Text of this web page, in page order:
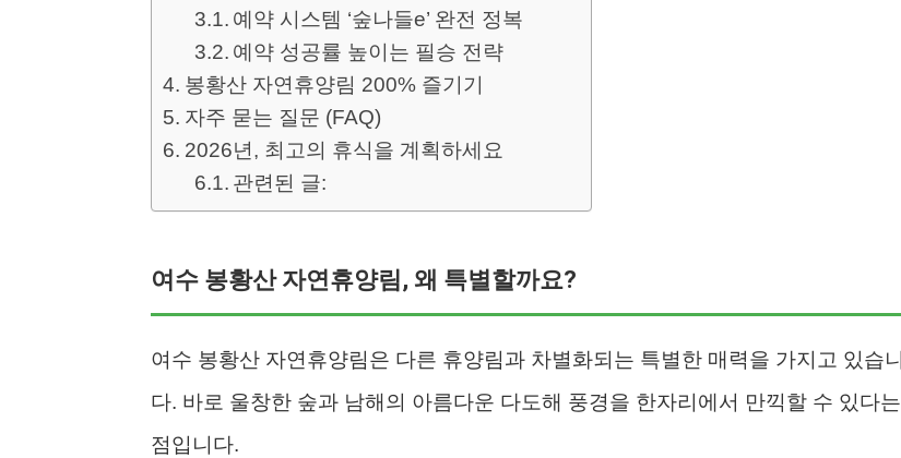
예약 시스템 ‘숲나들e’ 완전 정복
예약 성공률 높이는 필승 전략
봉황산 자연휴양림 200% 즐기기
자주 묻는 질문 (FAQ)
2026년, 최고의 휴식을 계획하세요
관련된 글:
여수 봉황산 자연휴양림, 왜 특별할까요?
여수 봉황산 자연휴양림은 다른 휴양림과 차별화되는 특별한 매력을 가지고 있습니
다. 바로 울창한 숲과 남해의 아름다운 다도해 풍경을 한자리에서 만끽할 수 있다는
점입니다.